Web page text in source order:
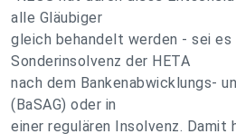
alle Gläubiger
gleich behandelt werden - sei es
Sonderinsolvenz der HETA
nach dem Bankenabwicklungs-
(BaSAG) oder in
einer regulären Insolvenz. Damit